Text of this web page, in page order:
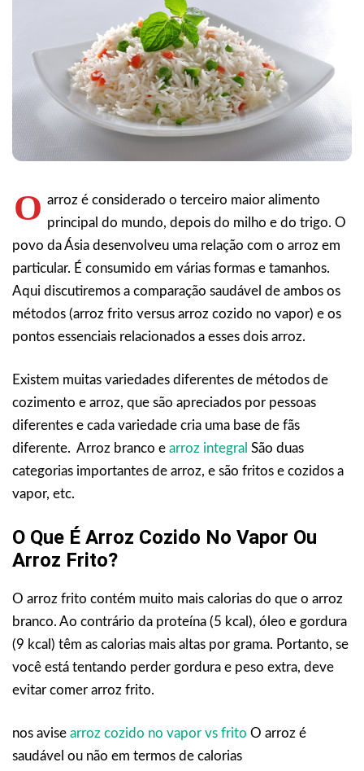
O arroz é considerado o terceiro maior alimento
principal do mundo, depois do milho e do trigo. O
povo da Ásia desenvolveu uma relação com o arroz em
particular. É consumido em várias formas e tamanhos.
Aqui discutiremos a comparação saudável de ambos os
métodos (arroz frito versus arroz cozido no vapor) e os
pontos essenciais relacionados a esses dois arroz.
Existem muitas variedades diferentes de métodos de
cozimento e arroz, que são apreciados por pessoas
diferentes e cada variedade cria uma base de fãs
diferente. Arroz branco e arroz integral São duas
categorias importantes de arroz, e são fritos e cozidos a
vapor, etc.
O Que É Arroz Cozido No Vapor Ou
Arroz Frito?
O arroz frito contém muito mais calorias do que o arroz
branco. Ao contrário da proteína (5 kcal), óleo e gordura
(9 kcal) têm as calorias mais altas por grama. Portanto, se
você está tentando perder gordura e peso extra, deve
evitar comer arroz frito.
nos avise arroz cozido no vapor vs frito O arroz é
saudável ou não em termos de calorias